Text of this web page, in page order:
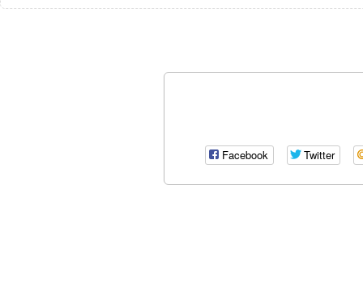
Facebook Twitter